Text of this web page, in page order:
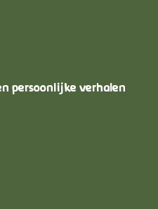
persoonlijke verhalen